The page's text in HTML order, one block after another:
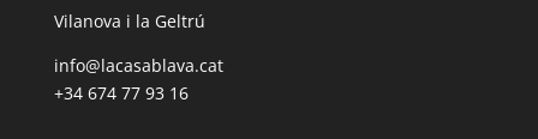
Vilanova i la Geltrú
info@lacasablava.cat
+34 674 77 93 16